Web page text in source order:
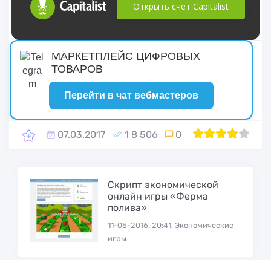
Открыть счет Capitalist
МАРКЕТПЛЕЙС ЦИФРОВЫХ
ТОВАРОВ
Перейти в чат вебмастеров
07.03.2017 1 8 506 0 80
1 2 3 4 5
Cкрипт экономической
онлайн игры «Ферма
полива»
11-05-2016, 20:41, Экономические
игры